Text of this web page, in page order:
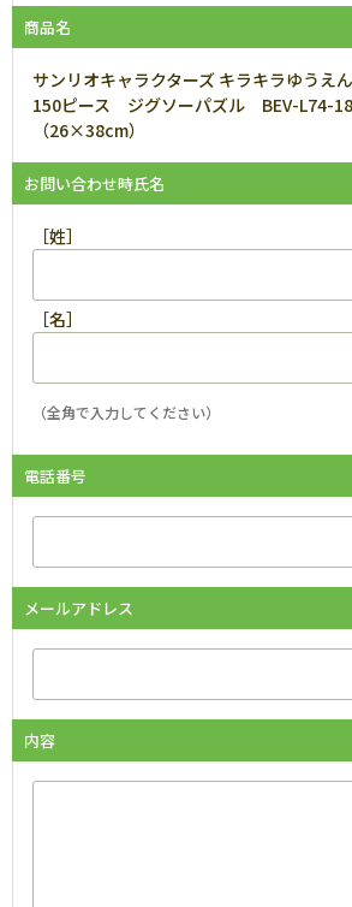
商品名
サンリオキャラクターズ キラキラゆう
150ピース ジグソーパズル BEV-L74-
（26×38cm）
お問い合わせ時氏名
［姓］
［名］
（全角で入力してください）
電話番号
メールアドレス
内容